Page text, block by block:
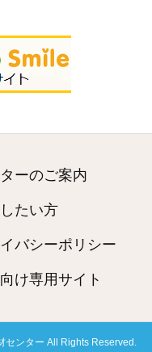
ーのご案内
たい方
バシーポリシー
け専用サイト
センター All Rights Reserved.